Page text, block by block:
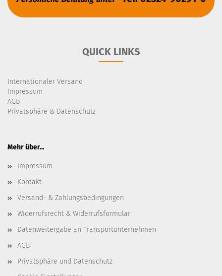
QUICK LINKS
Internationaler Versand
Impressum
AGB
Privatsphäre & Datenschutz
Mehr über...
Impressum
Kontakt
Versand- & Zahlungsbedingungen
Widerrufsrecht & Widerrufsformular
Datenweitergabe an Transportunternehmen
AGB
Privatsphäre und Datenschutz